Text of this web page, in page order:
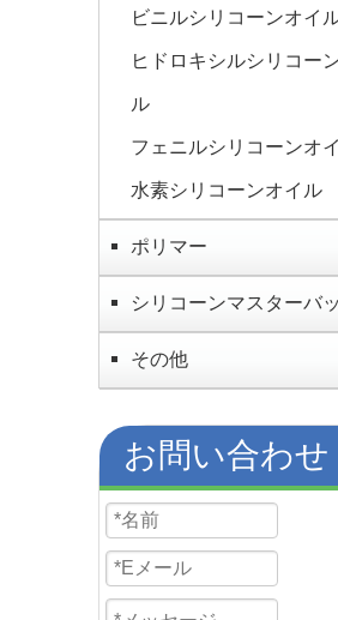
ビニルシリコーンオイ
ヒドロキシルシリコー
ル
フェニルシリコーンオ
水素シリコーンオイル
ポリマー
シリコーンマスターバ
その他
お問い合わせ